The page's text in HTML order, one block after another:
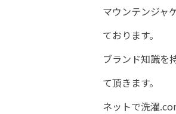
マウンテンジャ
ております。
ブランド知識を
て頂きます。
ネットで洗濯